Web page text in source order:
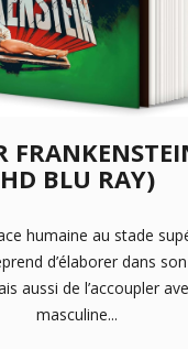
HD BLU RAY)
humaine au stade
d’élaborer dans
aussi de l’accoupler
masculine...